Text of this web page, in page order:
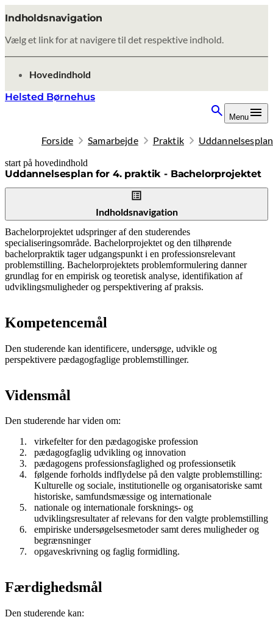
Indholdsnavigation
Vælg et link for at navigere til det respektive indhold.
gå til
Hovedindhold
Helsted Børnehus
Menu
Forside Samarbejde Praktik
start på hovedindhold
Uddannelsesplan for 4. praktik - Bachelorprojektet
senest opdateret 19. februar 2026
Indholdsnavigation
Bachelorprojektet udspringer af den studerendes
specialiseringsområde. Bachelorprojektet og den tilhørende
bachelorpraktik tager udgangspunkt i en professionsrelevant
problemstilling. Bachelorprojektets problemformulering danner
grundlag for en empirisk og teoretisk analyse, identifikation af
udviklingsmuligheder og perspektivering af praksis.
Kompetencemål
Den studerende kan identificere, undersøge, udvikle og
perspektivere pædagogfaglige problemstillinger.
Vidensmål
Den studerende har viden om:
virkefelter for den pædagogiske profession
pædagogfaglig udvikling og innovation
pædagogens professionsfaglighed og professionsetik
følgende forholds indflydelse på den valgte problemstilling:
Kulturelle og sociale, institutionelle og organisatoriske samt
historiske, samfundsmæssige og internationale
nationale og internationale forsknings- og
udviklingsresultater af relevans for den valgte problemstilling
empiriske undersøgelsesmetoder samt deres muligheder og
begrænsninger
opgaveskrivning og faglig formidling.
Færdighedsmål
Den studerende kan: